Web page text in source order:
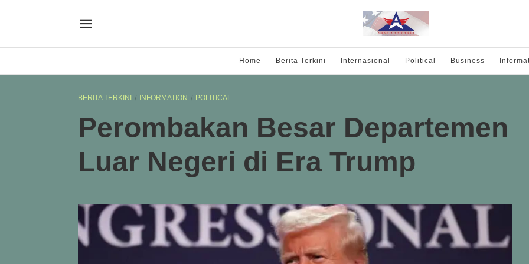
Home Berita Terkini Internasional Political Business
BERITA TERKINI INFORMATION POLITICAL
Perombakan Besar Departemen
Luar Negeri di Era Trump